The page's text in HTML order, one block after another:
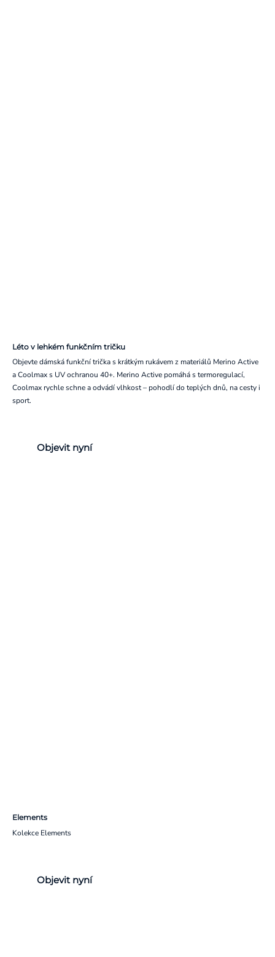
Léto v lehkém funkčním tričku
Objevte dámská funkční trička s krátkým rukávem z materiálů Merino Active
a Coolmax s UV ochranou 40+. Merino Active pomáhá s termoregulací,
Coolmax rychle schne a odvádí vlhkost – pohodlí do teplých dnů, na cesty i
sport.
Objevit nyní
Elements
Kolekce Elements
Objevit nyní